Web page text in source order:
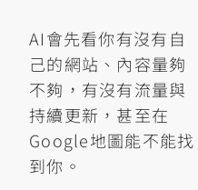
AI會先看你有沒有自
己的網站、內容量夠
不夠，有沒有流量與
持續更新，甚至在
Google地圖能不能找
到你。